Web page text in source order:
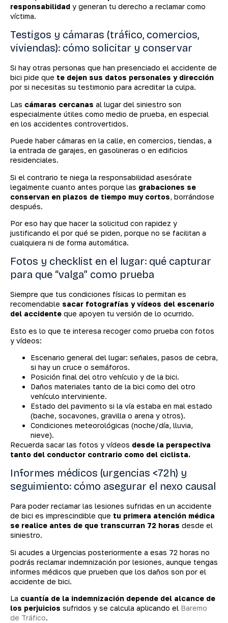
responsabilidad y generan tu derecho a reclamar como
víctima.
Testigos y cámaras (tráfico, comercios,
viviendas): cómo solicitar y conservar
Si hay otras personas que han presenciado el accidente de
bici pide que te dejen sus datos personales y dirección
por si necesitas su testimonio para acreditar la culpa.
Las cámaras cercanas al lugar del siniestro son
especialmente útiles como medio de prueba, en especial
en los accidentes controvertidos.
Puede haber cámaras en la calle, en comercios, tiendas, a
la entrada de garajes, en gasolineras o en edificios
residenciales.
Si el contrario te niega la responsabilidad asesórate
legalmente cuanto antes porque las grabaciones se
conservan en plazos de tiempo muy cortos, borrándose
después.
Por eso hay que hacer la solicitud con rapidez y
justificando el por qué se piden, porque no se facilitan a
cualquiera ni de forma automática.
Fotos y checklist en el lugar: qué capturar
para que “valga” como prueba
Siempre que tus condiciones físicas lo permitan es
recomendable sacar fotografías y vídeos del escenario
del accidente que apoyen tu versión de lo ocurrido.
Esto es lo que te interesa recoger como prueba con fotos
y vídeos:
Escenario general del lugar: señales, pasos de cebra,
si hay un cruce o semáforos.
Posición final del otro vehículo y de la bici.
Daños materiales tanto de la bici como del otro
vehículo interviniente.
Estado del pavimento si la vía estaba en mal estado
(bache, socavones, gravilla o arena y otros).
Condiciones meteorológicas (noche/día, lluvia,
nieve).
Recuerda sacar las fotos y vídeos desde la perspectiva
tanto del conductor contrario como del ciclista.
Informes médicos (urgencias <72h) y
seguimiento: cómo asegurar el nexo causal
Para poder reclamar las lesiones sufridas en un accidente
de bici es imprescindible que tu primera atención médica
se realice antes de que transcurran 72 horas desde el
siniestro.
Si acudes a Urgencias posteriormente a esas 72 horas no
podrás reclamar indemnización por lesiones, aunque tengas
informes médicos que prueben que los daños son por el
accidente de bici.
La cuantía de la indemnización depende del alcance de
los perjuicios sufridos y se calcula aplicando el Baremo
de Tráfico.